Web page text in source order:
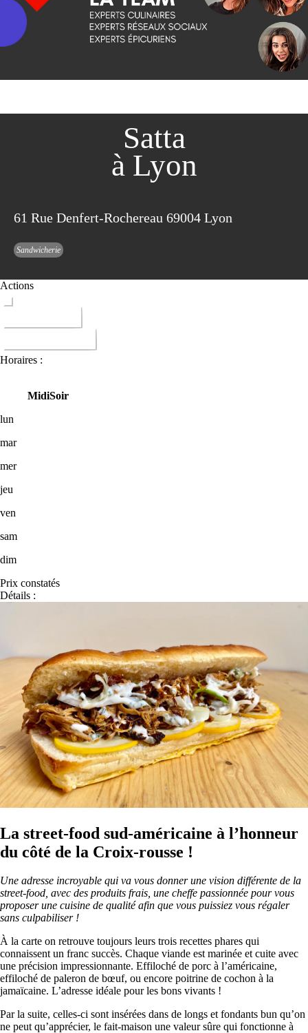
Satta
à Lyon
61 Rue Denfert-Rochereau 69004 Lyon
Sandwicherie
Actions
Horaires :
MidiSoir
lun
mar
mer
jeu
ven
sam
dim
Prix constatés
Détails :
La street-food sud-américaine à l’honneur
du côté de la Croix-rousse !
Une adresse incroyable qui va vous donner une vision différente de la
street-food, avec des produits frais, une cheffe passionnée pour vous
proposer une cuisine de qualité afin que vous puissiez vous régaler
sans culpabiliser !
À la carte on retrouve toujours leurs trois recettes phares qui
connaissent un franc succès. Chaque viande est marinée et cuite avec
une précision impressionnante. Effiloché de porc à l’américaine,
effiloché de paleron de bœuf, ou encore poitrine de cochon à la
jamaïcaine. L’adresse idéale pour les bons vivants !
Par la suite, celles-ci sont insérées dans de longs et fondants bun qu’on
ne peut qu’apprécier, le fait-maison une valeur sûre qui fonctionne à